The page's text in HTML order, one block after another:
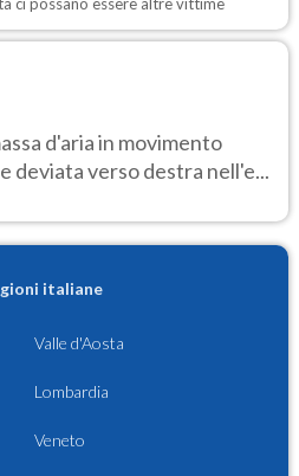
d'aria in movimento
deviata verso destra nell'e...
italiane
Valle d'Aosta
Lombardia
Veneto